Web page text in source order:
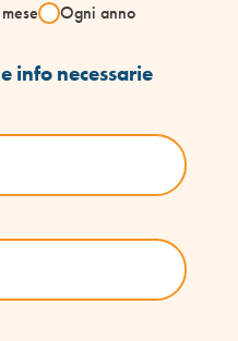
Ogni anno
info necessarie